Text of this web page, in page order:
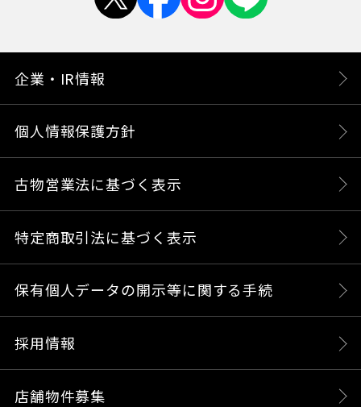
企業・IR情報
個人情報保護方針
古物営業法に基づく表示
特定商取引法に基づく表示
保有個人データの開示等に関する手続
採用情報
店舗物件募集